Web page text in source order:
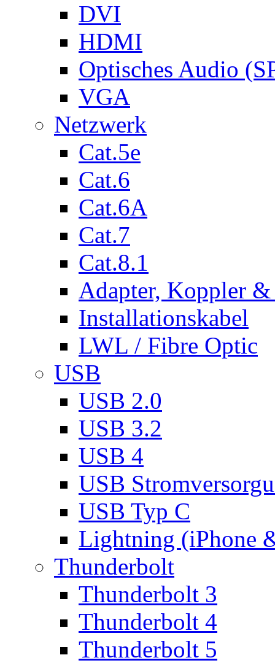
DVI
HDMI
Optisches Audio
VGA
Netzwerk
Cat.5e
Cat.6
Cat.6A
Cat.7
Cat.8.1
Adapter, Koppler &
Installationskabel
LWL / Fibre Optic
USB
USB 2.0
USB 3.2
USB 4
USB
USB Typ C
Lightning (iPhone
Thunderbolt
Thunderbolt 3
Thunderbolt 4
Thunderbolt 5